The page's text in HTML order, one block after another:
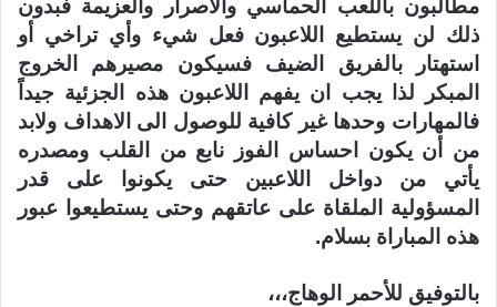
مطالبون باللعب الحماسي والاصرار والعزيمة فبدون
ذلك لن يستطيع اللاعبون فعل شيء وأي تراخي أو
استهتار بالفريق الضيف فسيكون مصيرهم الخروج
المبكر لذا يجب ان يفهم اللاعبون هذه الجزئية جيداً
فالمهارات وحدها غير كافية للوصول الى الاهداف ولابد
من أن يكون احساس الفوز نابع من القلب ومصدره
يأتي من دواخل اللاعبين حتى يكونوا على قدر
المسؤولية الملقاة على عاتقهم وحتى يستطيعوا عبور
هذه المباراة بسلام.
بالتوفيق للأحمر الوهاج،،،